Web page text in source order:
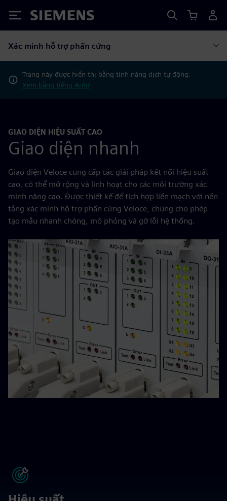
Siemens
Xác minh hỗ trợ phần cứng
Trang này được hiển thị bằng tính năng dịch tự động.
Xem bằng tiếng Anh?
GIAO DIỆN HIỆU SUẤT CAO
Giao diện nhanh
Giao diện Veloce cung cấp các giải pháp kết nối hiệu suất
cao, có thể mở rộng và linh hoạt cho các môi trường xác
minh nâng cao. Được thiết kế để tích hợp liền mạch với nền
tảng xác minh hỗ trợ phần cứng Veloce, chúng cho phép
tạo mẫu nhanh chóng, mô phỏng và gỡ lỗi hệ thống.